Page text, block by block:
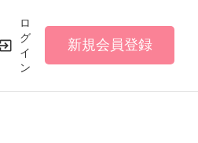
ロ
グ
イ
ン
新規会員登録